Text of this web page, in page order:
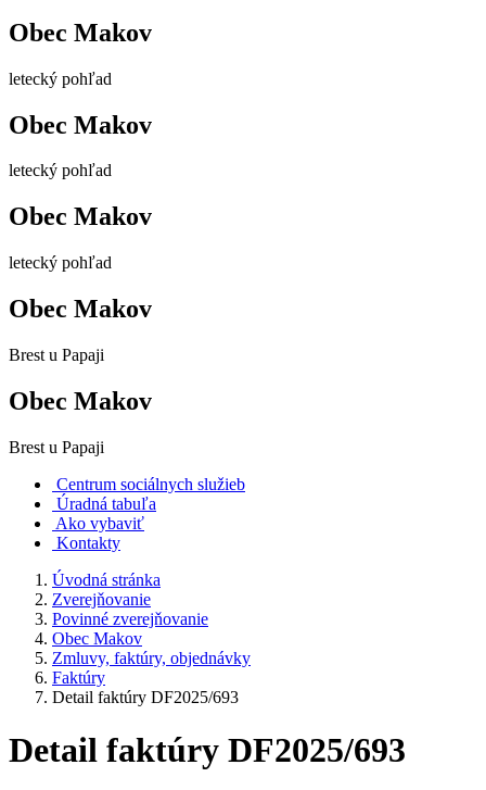
Obec Makov
letecký pohľad
Obec Makov
letecký pohľad
Obec Makov
letecký pohľad
Obec Makov
Brest u Papaji
Obec Makov
Brest u Papaji
Centrum sociálnych služieb
Úradná tabuľa
Ako vybaviť
Kontakty
Úvodná stránka
Zverejňovanie
Povinné zverejňovanie
Obec Makov
Zmluvy, faktúry, objednávky
Faktúry
Detail faktúry DF2025/693
Detail faktúry DF2025/693